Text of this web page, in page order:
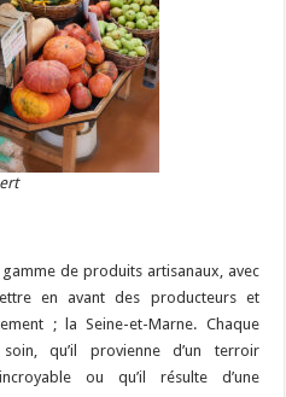
de produits artisanaux, avec
en avant des producteurs et
; la Seine-et-Marne. Chaque
qu’il provienne d’un terroir
ou qu’il résulte d’une